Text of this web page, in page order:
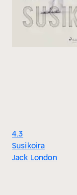
4.3
Susikoira
Jack London